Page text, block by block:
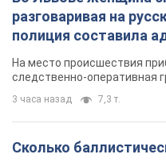
разговаривая на
полиция составила
протокол. Видео
На место происшествия
следственно-оперативная
3 часа назад 7,3 т.
Сколько